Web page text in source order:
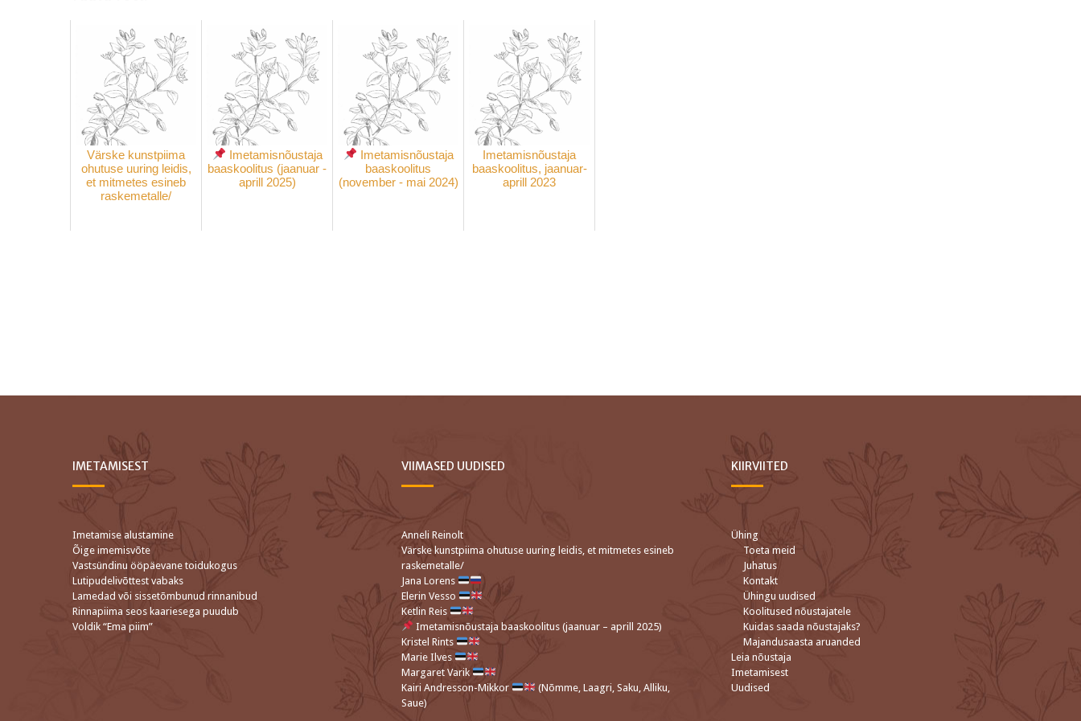
Värske kunstpiima
ohutuse uuring leidis,
et mitmetes esineb
raskemetalle/
Imetamisnõustaja
baaskoolitus (jaanuar -
aprill 2025)
Imetamisnõustaja
baaskoolitus
(november - mai 2024)
Imetamisnõustaja
baaskoolitus, jaanuar-
aprill 2023
IMETAMISEST
Imetamise alustamine
Õige imemisvõte
Vastsündinu ööpäevane toidukogus
Lutipudelivõttest vabaks
Lamedad või sissetõmbunud rinnanibud
Rinnapiima seos kaariesega puudub
Voldik “Ema piim”
VIIMASED UUDISED
Anneli Reinolt
Värske kunstpiima ohutuse uuring leidis, et mitmetes esineb
raskemetalle/
Jana Lorens
Elerin Vesso
Ketlin Reis
Imetamisnõustaja baaskoolitus (jaanuar – aprill 2025)
Kristel Rints
Marie Ilves
Margaret Varik
Kairi Andresson-Mikkor
(Nõmme, Laagri, Saku, Alliku,
Saue)
KIIRVIITED
Ühing
Toeta meid
Juhatus
Kontakt
Ühingu uudised
Koolitused nõustajatele
Kuidas saada nõustajaks?
Majandusaasta aruanded
Leia nõustaja
Imetamisest
Uudised